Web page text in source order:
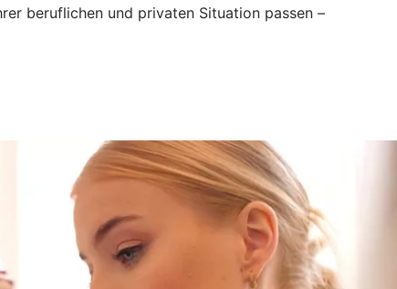
beruflichen und privaten Situation passen –